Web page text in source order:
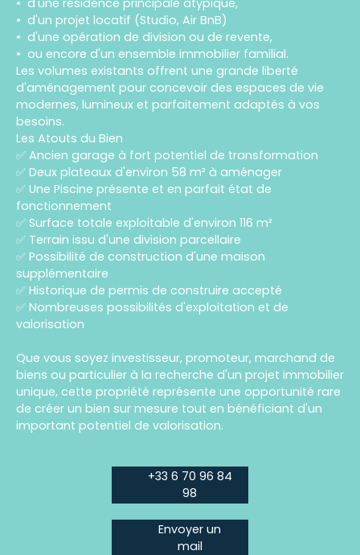
d'un projet locatif (Studio, Air BnB)
d'une opération de division ou de revente,
ou encore d'un ensemble immobilier familial.
Les volumes existants offrent une grande liberté
d'aménagement pour concevoir des espaces de vie
modernes, lumineux et parfaitement adaptés à vos
besoins.
Les Atouts du Bien
✅ Ancien garage à fort potentiel de transformation
✅ Deux plateaux d'environ 58 m² à aménager
✅ Une Piscine présente et en parfait état de
fonctionnement
✅ Surface totale exploitable d'environ 116 m²
✅ Terrain issu d'une division parcellaire
✅ Possibilité de construction d'une maison
supplémentaire
✅ Historique de permis de construire accepté
✅ Nombreuses possibilités d'exploitation et de
valorisation
Que vous soyez investisseur, promoteur, marchand de
biens ou particulier à la recherche d'un projet immobilier
unique, cette propriété représente une opportunité rare
de créer un bien sur mesure tout en bénéficiant d'un
important potentiel de valorisation.
+33 6 70 96 84
98
Envoyer un
mail